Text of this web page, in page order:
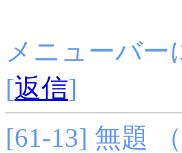
メニューバ
[返信]
[61-13] 無題